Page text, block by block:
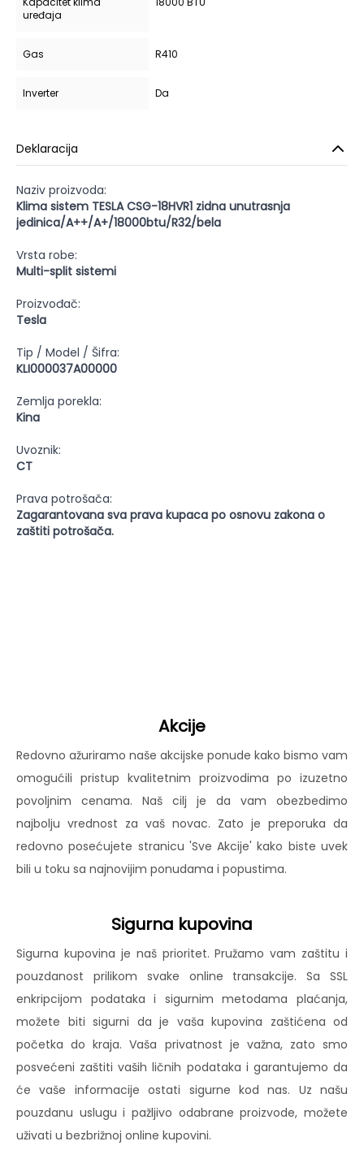
uređaja
Gas R410
Inverter Da
Deklaracija
Naziv proizvoda:
Klima sistem TESLA CSG-18HVR1 zidna unutrasnja
jedinica/A++/A+/18000btu/R32/bela
Vrsta robe:
Multi-split sistemi
Proizvođač:
Tesla
Tip / Model / Šifra:
KLI000037A00000
Zemlja porekla:
Kina
Uvoznik:
CT
Prava potrošača:
Zagarantovana sva prava kupaca po osnovu zakona o
zaštiti potrošača.
Akcije
Redovno ažuriramo naše akcijske ponude kako bismo vam
omogućili pristup kvalitetnim proizvodima po izuzetno
povoljnim cenama. Naš cilj je da vam obezbedimo
najbolju vrednost za vaš novac. Zato je preporuka da
redovno posećujete stranicu 'Sve Akcije' kako biste uvek
bili u toku sa najnovijim ponudama i popustima.
Sigurna kupovina
Sigurna kupovina je naš prioritet. Pružamo vam zaštitu i
pouzdanost prilikom svake online transakcije. Sa SSL
enkripcijom podataka i sigurnim metodama plaćanja,
možete biti sigurni da je vaša kupovina zaštićena od
početka do kraja. Vaša privatnost je važna, zato smo
posvećeni zaštiti vaših ličnih podataka i garantujemo da
će vaše informacije ostati sigurne kod nas. Uz našu
pouzdanu uslugu i pažljivo odabrane proizvode, možete
uživati u bezbrižnoj online kupovini.